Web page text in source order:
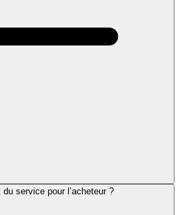
service pour l’acheteur ?